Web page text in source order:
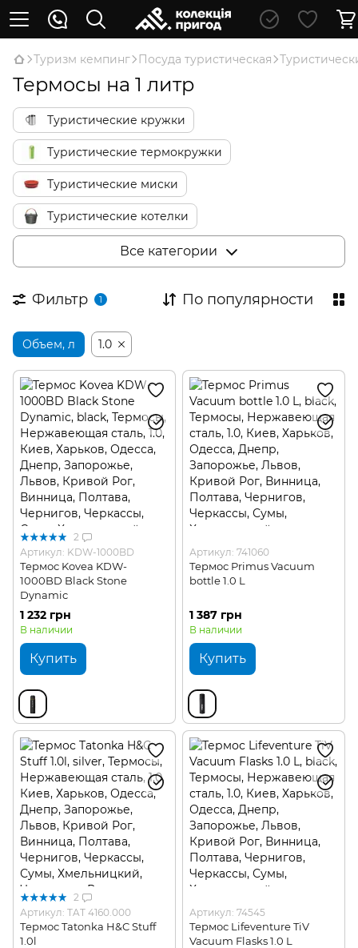
Туризм кемпинг Посуда туристическая
Термосы на 1 литр
Туристические кружки
Туристические термокружки
Туристические миски
Туристические котелки
Туристические сковородки
Туристические кофеварки
Туристические термосы
Туристические столовые приборы
Туристические бокалы для вина
Туристические фляги и бутылки для воды
Туристические наборы для пикника
Туристические аксессуары для посуды
Все категории
Фильтр 1 По популярности
Объем, л 1.0
2
Артикул: KDW-1000BD
Термос Kovea KDW-
1000BD Black Stone
Dynamic
1 232 грн
В наличии
Купить
Артикул: 741060
Термос Primus Vacuum
bottle 1.0 L
1 387 грн
В наличии
Купить
2
Артикул: TAT 4160.000
Термос Tatonka H&C Stuff
1.0l
Артикул: 74545
Термос Lifeventure TiV
Vacuum Flasks 1.0 L